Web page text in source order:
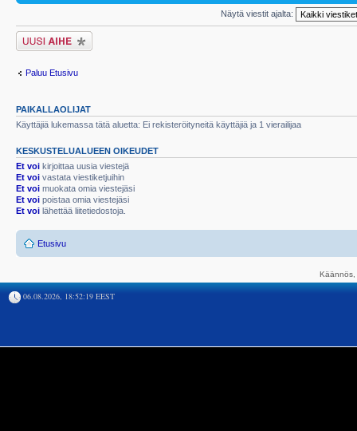
Näytä viestit ajalta:
Lähetä uusi viesti
Paluu Etusivu
PAIKALLAOLIJAT
Käyttäjiä lukemassa tätä aluetta: Ei rekisteröityneitä käyttäjiä ja 1 vierailijaa
KESKUSTELUALUEEN OIKEUDET
Et voi kirjoittaa uusia viestejä
Et voi vastata viestiketjuihin
Et voi muokata omia viestejäsi
Et voi poistaa omia viestejäsi
Et voi lähettää liitetiedostoja.
Etusivu
06.08.2026, 18:52:19 EEST